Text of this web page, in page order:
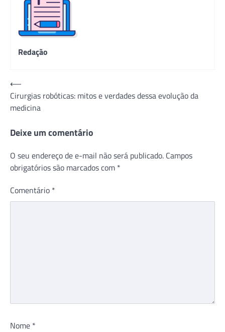
Redação
Navegação
de
Post
⟵
Cirurgias robóticas: mitos e verdades dessa evolução da
medicina
Deixe um comentário
O seu endereço de e-mail não será publicado. Campos
obrigatórios são marcados com *
Comentário *
Nome *